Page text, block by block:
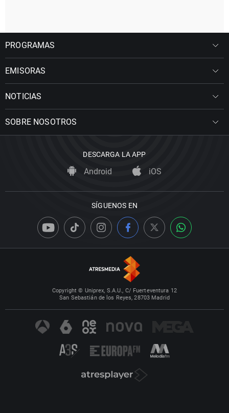
PROGRAMAS
EMISORAS
NOTICIAS
SOBRE NOSOTROS
DESCARGA LA APP
Android iOS
SÍGUENOS EN
Copyright © Uniprex, S.A.U., C/ Fuerteventura 12
San Sebastián de los Reyes, 28703 Madrid